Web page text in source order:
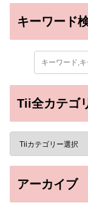
キーワード
Tii全カテゴ
アーカイブ